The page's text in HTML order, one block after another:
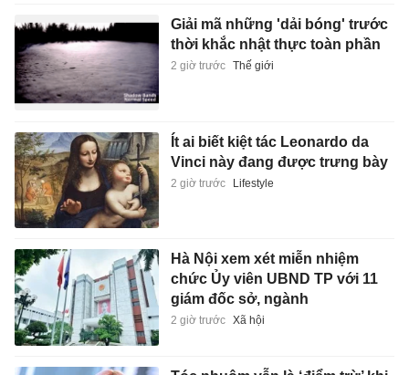
Giải mã những 'dải bóng' trước
thời khắc nhật thực toàn phần
2 giờ trước Thế giới
Ít ai biết kiệt tác Leonardo da
Vinci này đang được trưng bày
2 giờ trước Lifestyle
Hà Nội xem xét miễn nhiệm
chức Ủy viên UBND TP với 11
giám đốc sở, ngành
2 giờ trước Xã hội